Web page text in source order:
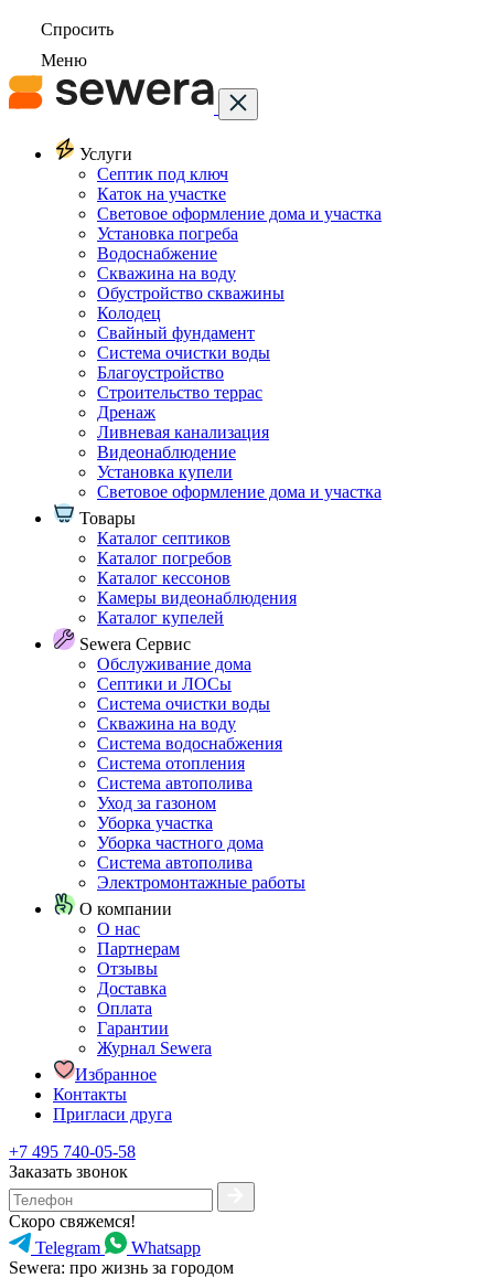
Спросить
Меню
Услуги
Септик под ключ
Каток на участке
Световое оформление дома и участка
Установка погреба
Водоснабжение
Скважина на воду
Обустройство скважины
Колодец
Свайный фундамент
Система очистки воды
Благоустройство
Строительство террас
Дренаж
Ливневая канализация
Видеонаблюдение
Установка купели
Световое оформление дома и участка
Товары
Каталог септиков
Каталог погребов
Каталог кессонов
Камеры видеонаблюдения
Каталог купелей
Sewera Сервис
Обслуживание дома
Септики и ЛОСы
Система очистки воды
Скважина на воду
Система водоснабжения
Система отопления
Система автополива
Уход за газоном
Уборка участка
Уборка частного дома
Система автополива
Электромонтажные работы
О компании
О нас
Партнерам
Отзывы
Доставка
Оплата
Гарантии
Журнал Sewera
Избранное
Контакты
Пригласи друга
+7 495 740-05-58
Заказать звонок
Скоро свяжемся!
Telegram
Whatsapp
Sewera: про жизнь за городом